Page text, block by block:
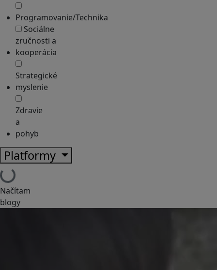
Programovanie/Technika
Sociálne
zručnosti a
kooperácia
Strategické
myslenie
Zdravie
a
pohyb
Platformy
Načítam
blogy